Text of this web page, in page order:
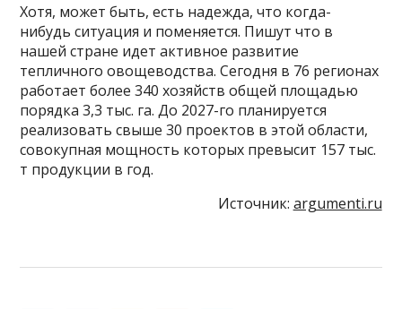
Хотя, может быть, есть надежда, что когда-
нибудь ситуация и поменяется. Пишут что в
нашей стране идет активное развитие
тепличного овощеводства. Сегодня в 76 регионах
работает более 340 хозяйств общей площадью
порядка 3,3 тыс. га. До 2027-го планируется
реализовать свыше 30 проектов в этой области,
совокупная мощность которых превысит 157 тыс.
т продукции в год.
Источник: argumenti.ru